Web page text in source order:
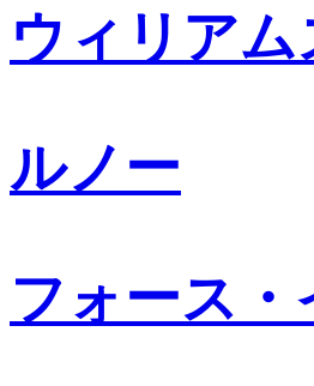
ウィリアム
ルノー
フォース